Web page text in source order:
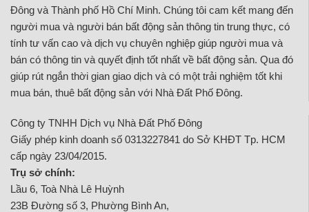
Đông và Thành phố Hồ Chí Minh. Chúng tôi cam kết mang đến
người mua và người bán bất động sản thông tin trung thực, có
tính tư vấn cao và dịch vụ chuyên nghiệp giúp người mua và
bán có thông tin và quyết định tốt nhất về bất động sản. Qua đó
giúp rút ngắn thời gian giao dịch và có một trải nghiệm tốt khi
mua bán, thuê bất động sản với Nhà Đất Phố Đông.
Công ty TNHH Dịch vụ Nhà Đất Phố Đông
Giấy phép kinh doanh số 0313227841 do Sở KHĐT Tp. HCM
cấp ngày 23/04/2015.
Trụ sở chính:
Lầu 6, Toà Nhà Lê Huỳnh
23B Đường số 3, Phường Bình An,